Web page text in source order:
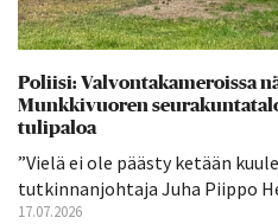
Poliisi: Valvontakameroissa
Munkkivuoren
tulipaloa
”Vielä ei ole päästy ketään
tutkinnanjohtaja Juha Piippo
17.07.2026